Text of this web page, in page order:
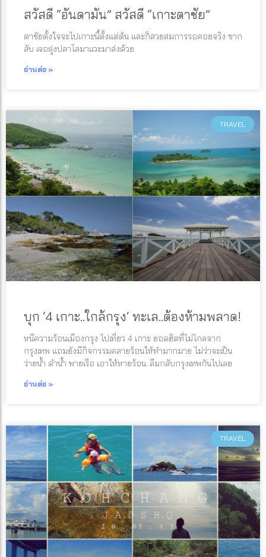
สวัสดี “อันดามัน” สวัสดี “เกาะตาชัย”
ตาชัยตั้งใจจะไปเกาะนี้ตั้งแต่ต้น และก็สวยสมการรอคอยจริง ขาก
ลับ เจอฝูงปลาโลมาแวะมาส่งด้วย
อ่านต่อ »
TRAVEL
บุก ‘4 เกาะ..ใกล้กรุง‘ ทะเล..ต้องห้ามพลาด!
หนีความร้อนเมืองกรุง ไปเที่ยว 4 เกาะ ยอดฮิตที่ไม่ไกลจาก
กรุงเทพ แถมยังมีกิจกรรมคลายร้อนให้ทำมากมาย ไม่ว่าจะเป็น
ว่ายน้ำ ดำน้ำ พายเรือ เอาให้หายร้อน..ลืมกลับกรุงเทพกันไปเลย
อ่านต่อ »
TRAVEL